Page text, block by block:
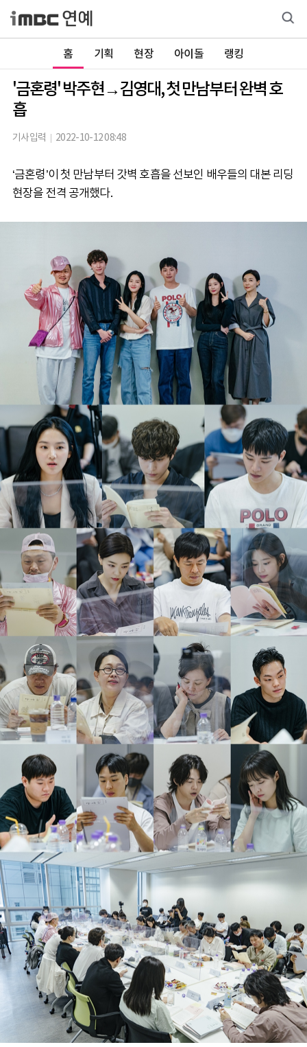
홈 기획 현장 아이돌 랭킹
'금혼령' 박주현→김영대, 첫 만남부터 완벽 호
흡
기사입력 2022-10-12 08:48
‘금혼령’이 첫 만남부터 갓벽 호흡을 선보인 배우들의 대본 리딩
현장을 전격 공개했다.